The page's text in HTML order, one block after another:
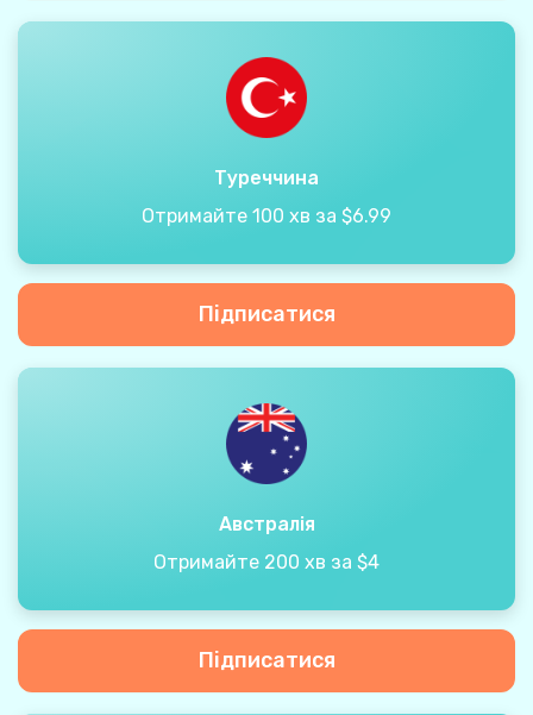
Туреччина
Отримайте 100 хв за $6.99
Підписатися
Австралія
Отримайте 200 хв за $4
Підписатися